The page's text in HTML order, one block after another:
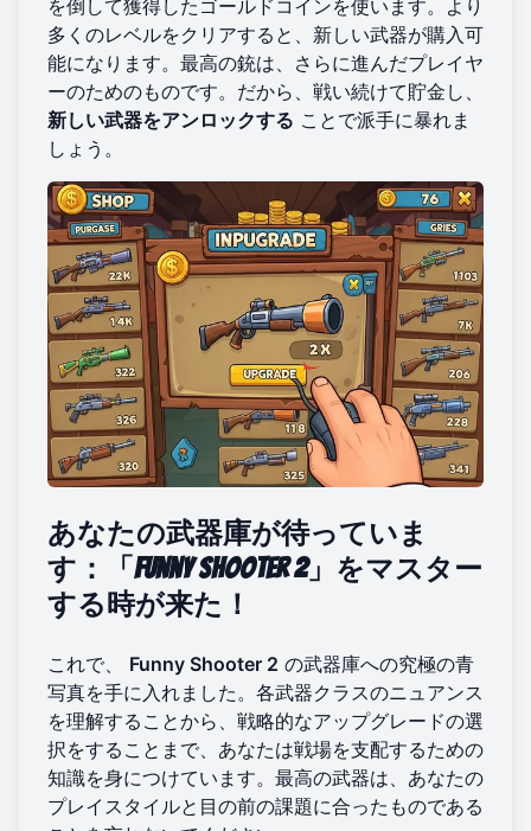
を倒して獲得したゴールドコインを使います。より
多くのレベルをクリアすると、新しい武器が購入可
能になります。最高の銃は、さらに進んだプレイヤ
ーのためのものです。だから、戦い続けて貯金し、
新しい武器をアンロックする ことで派手に暴れま
しょう。
あなたの武器庫が待っていま
す：「Funny Shooter 2」をマスター
する時が来た！
これで、 Funny Shooter 2 の武器庫への究極の青
写真を手に入れました。各武器クラスのニュアンス
を理解することから、戦略的なアップグレードの選
択をすることまで、あなたは戦場を支配するための
知識を身につけています。最高の武器は、あなたの
プレイスタイルと目の前の課題に合ったものである